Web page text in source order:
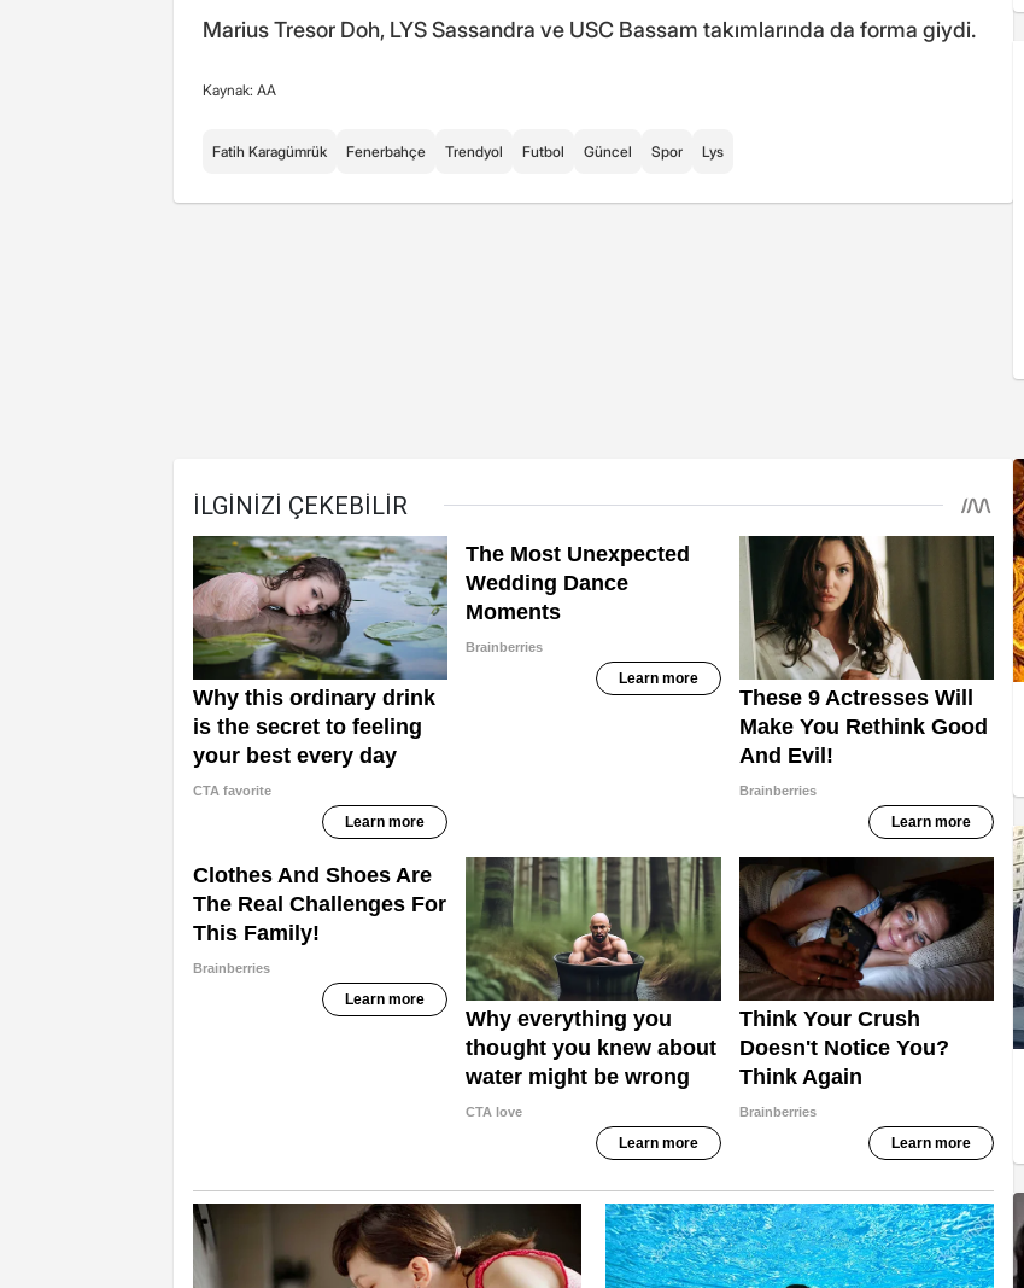
Marius Tresor Doh, LYS Sassandra ve USC Bassam takımlarında da forma giydi.
Kaynak: AA
Fatih Karagümrük Fenerbahçe Trendyol Futbol Güncel Spor Lys